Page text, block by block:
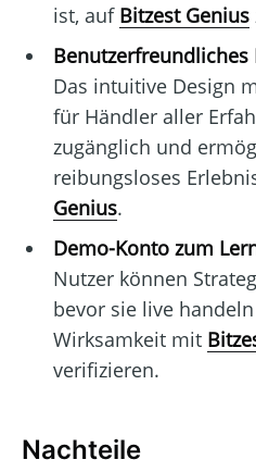
ist, auf Bitzest Genius
Benutzerfreundliches
Das intuitive Design
für Händler aller
zugänglich und
reibungsloses
Genius.
Demo-Konto zum
Nutzer können
bevor sie live
Wirksamkeit mit
verifizieren.
Nachteile